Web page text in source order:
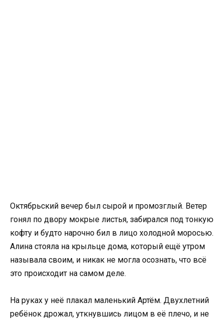
Октябрьский вечер был сырой и промозглый. Ветер
гонял по двору мокрые листья, забирался под тонкую
кофту и будто нарочно бил в лицо холодной моросью.
Алина стояла на крыльце дома, который ещё утром
называла своим, и никак не могла осознать, что всё
это происходит на самом деле.
На руках у неё плакал маленький Артём. Двухлетний
ребёнок дрожал, уткнувшись лицом в её плечо, и не